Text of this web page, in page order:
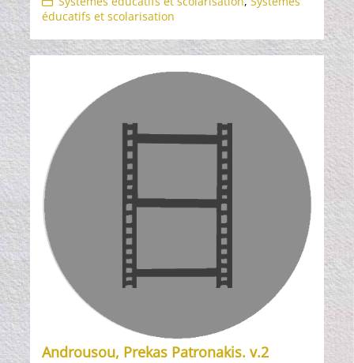
éducatifs et scolarisation
Androusou, Prekas Patronakis. v.2